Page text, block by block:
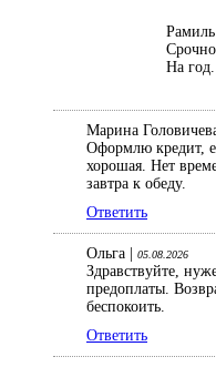
Рамиль
На
Марина
Оформлю кредит,
хорошая. Нет
завтра к обеду.
Ответить
Ольга | 05.08.2026
Здравствуйте,
предоплаты.
беспокоить.
Ответить